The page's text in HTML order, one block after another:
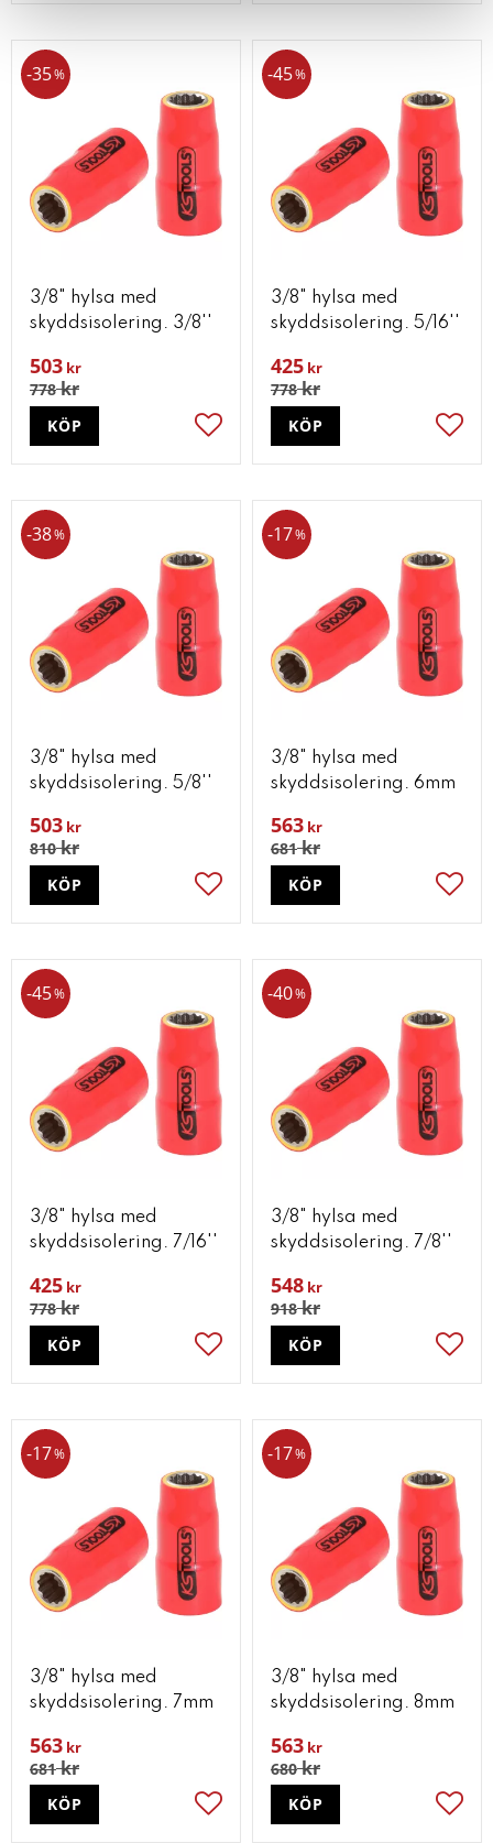
3/8" hylsa med
skyddsisolering. 3/8''
503 kr
778kr
35%
Lägg till i favoriter
KÖP
3/8" hylsa med
skyddsisolering. 5/16''
425 kr
778kr
45%
KÖP
3/8" hylsa med
skyddsisolering. 5/8''
503 kr
810kr
38%
Lägg till i favoriter
KÖP
3/8" hylsa med
skyddsisolering. 6mm
563 kr
681kr
17%
KÖP
3/8" hylsa med
skyddsisolering. 7/16''
425 kr
778kr
45%
Lägg till i favoriter
KÖP
3/8" hylsa med
skyddsisolering. 7/8''
548 kr
918kr
40%
KÖP
3/8" hylsa med
skyddsisolering. 7mm
563 kr
681kr
17%
Lägg till i favoriter
KÖP
3/8" hylsa med
skyddsisolering. 8mm
563 kr
680kr
17%
KÖP